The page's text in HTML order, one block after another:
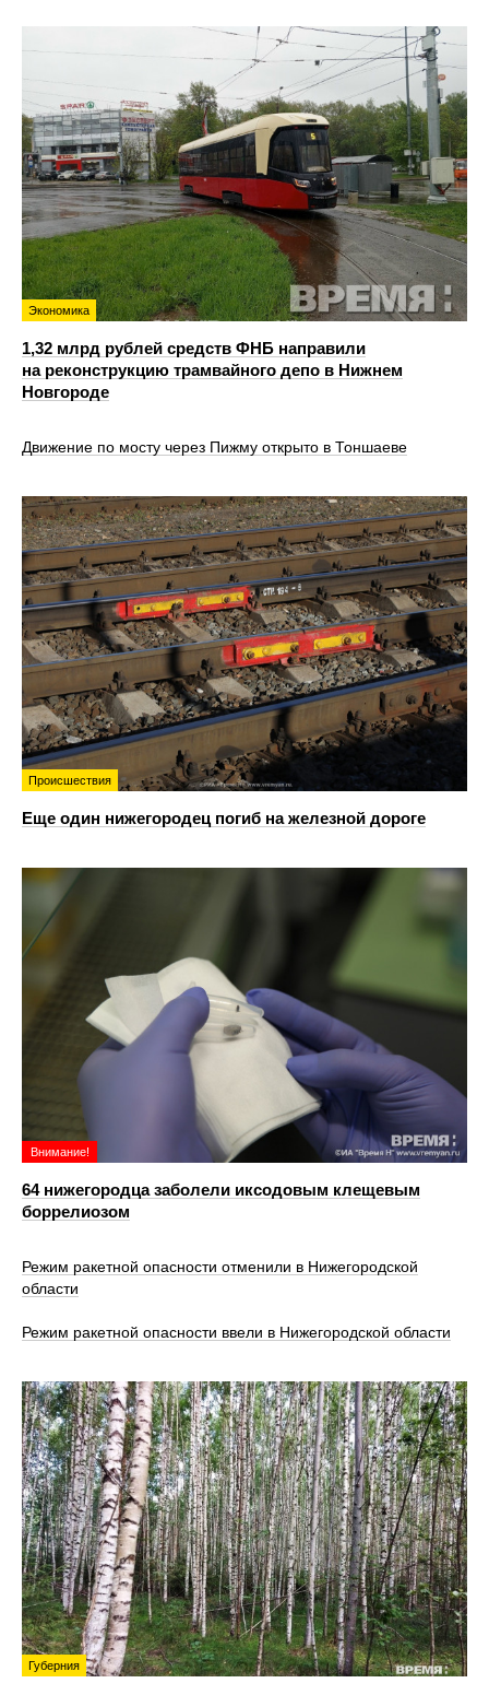
Экономика
1,32 млрд рублей средств ФНБ направили
на реконструкцию трамвайного депо в Нижнем
Новгороде
Движение по мосту через Пижму открыто в Тоншаеве
Происшествия
Еще один нижегородец погиб на железной дороге
Внимание!
64 нижегородца заболели иксодовым клещевым
боррелиозом
Режим ракетной опасности отменили в Нижегородской
области
Режим ракетной опасности ввели в Нижегородской области
Губерния